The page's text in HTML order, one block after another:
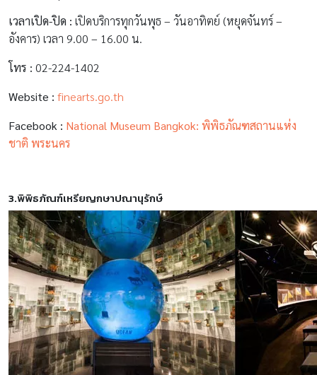
เวลาเปิด-ปิด : เปิดบริการทุกวันพุธ – วันอาทิตย์ (หยุดจันทร์ –
อังคาร) เวลา 9.00 – 16.00 น.
โทร : 02-224-1402
Website : finearts.go.th
Facebook : National Museum Bangkok: พิพิธภัณฑสถานแห่ง
ชาติ พระนคร
3.พิพิธภัณฑ์เหรียญกษาปณานุรักษ์